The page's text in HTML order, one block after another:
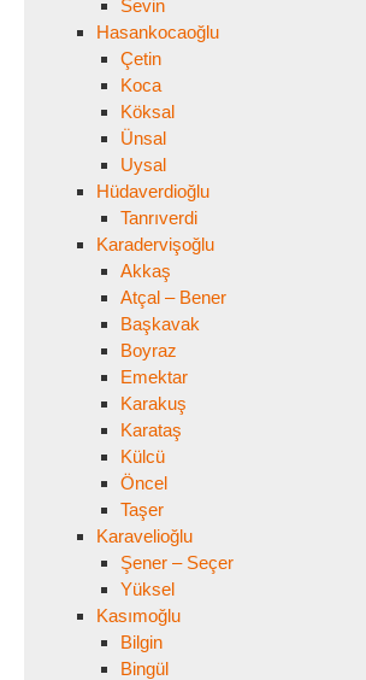
Sevin
Hasankocaoğlu
Çetin
Koca
Köksal
Ünsal
Uysal
Hüdaverdioğlu
Tanrıverdi
Karadervişoğlu
Akkaş
Atçal – Bener
Başkavak
Boyraz
Emektar
Karakuş
Karataş
Külcü
Öncel
Taşer
Karavelioğlu
Şener – Seçer
Yüksel
Kasımoğlu
Bilgin
Bingül